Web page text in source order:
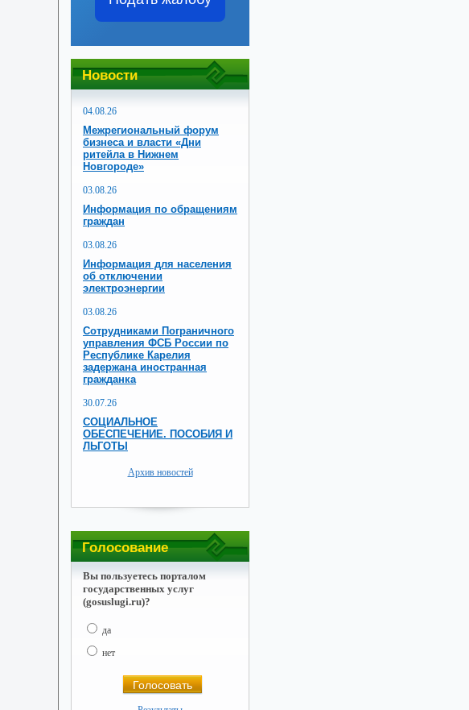
Новости
04.08.26
Межрегиональный форум
бизнеса и власти «Дни
ритейла в Нижнем
Новгороде»
03.08.26
Информация по обращениям
граждан
03.08.26
Информация для населения
об отключении
электроэнергии
03.08.26
Сотрудниками Пограничного
управления ФСБ России по
Республике Карелия
задержана иностранная
гражданка
30.07.26
СОЦИАЛЬНОЕ
ОБЕСПЕЧЕНИЕ. ПОСОБИЯ И
ЛЬГОТЫ
Архив новостей
Голосование
Вы пользуетесь порталом
государственных услуг
(gosuslugi.ru)?
да
нет